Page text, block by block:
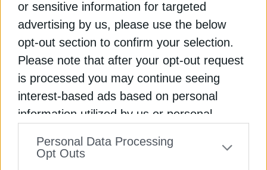
or sensitive information for targeted
advertising by us, please use the below
opt-out section to confirm your selection.
Please note that after your opt-out request
is processed you may continue seeing
interest-based ads based on personal
information utilized by us or personal
to your opt-out. You may separately opt-out
Personal Data Processing
Opt Outs
ΗΛΕΚΤΡΙΣΜΟΣ
Eurelectric: Η ανταγωνιστικότητα της
ευρωπαϊκής βιομηχανίας περνά από τον
μαζικό εξηλεκτρισμό
3 Ιουνίου 2026